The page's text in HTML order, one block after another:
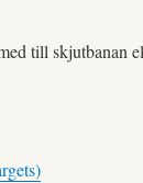
till skjutbanan